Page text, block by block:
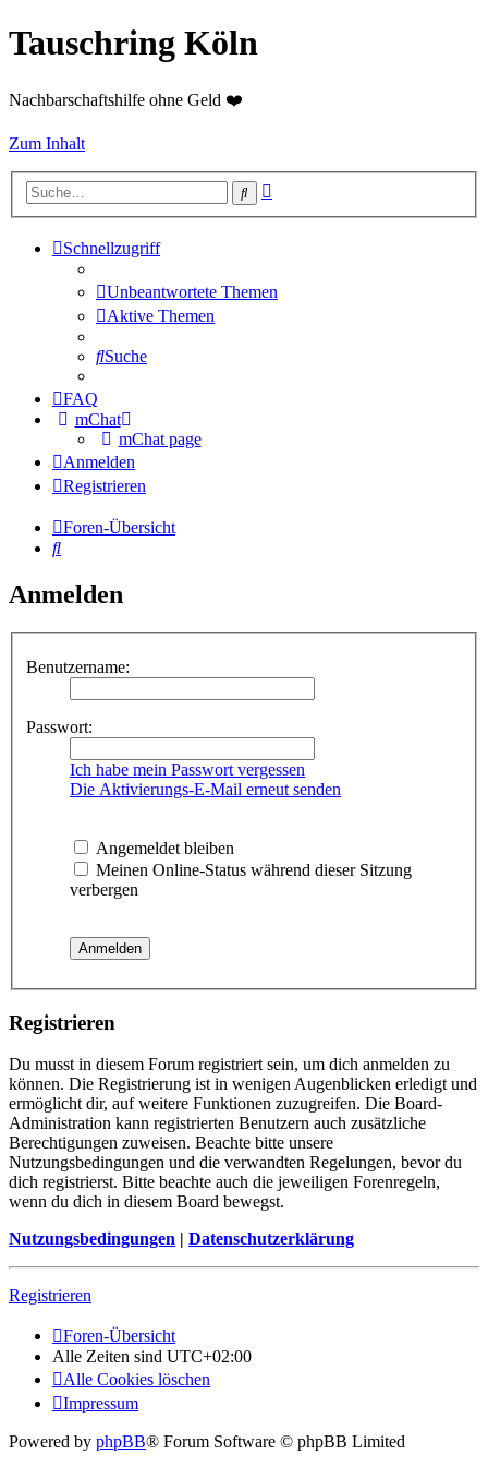
Tauschring Köln
Nachbarschaftshilfe ohne Geld ❤️
Zum Inhalt
Suche
Schnellzugriff
Unbeantwortete Themen
Aktive Themen
Suche
FAQ
mChat
mChat page
Anmelden
Registrieren
Foren-Übersicht
Suche
Anmelden
Benutzername:
Passwort:
Ich habe mein Passwort vergessen
Die Aktivierungs-E-Mail erneut senden
Angemeldet bleiben
Meinen Online-Status während dieser Sitzung
verbergen
Registrieren
Du musst in diesem Forum registriert sein, um dich anmelden zu
können. Die Registrierung ist in wenigen Augenblicken erledigt und
ermöglicht dir, auf weitere Funktionen zuzugreifen. Die Board-
Administration kann registrierten Benutzern auch zusätzliche
Berechtigungen zuweisen. Beachte bitte unsere
Nutzungsbedingungen und die verwandten Regelungen, bevor du
dich registrierst. Bitte beachte auch die jeweiligen Forenregeln,
wenn du dich in diesem Board bewegst.
Nutzungsbedingungen | Datenschutzerklärung
Registrieren
Foren-Übersicht
Alle Zeiten sind UTC+02:00
Alle Cookies löschen
Impressum
Powered by phpBB® Forum Software © phpBB Limited